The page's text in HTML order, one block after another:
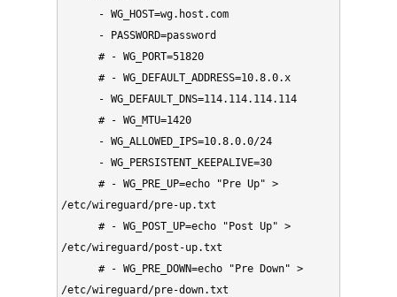
      # - WG_PORT=51820
      # - WG_DEFAULT_ADDRESS=10.8.0.x
      # - WG_MTU=1420
      # - WG_PRE_UP=echo "Pre Up" >
/etc/wireguard/pre-up.txt
      # - WG_POST_UP=echo "Post Up" >
/etc/wireguard/post-up.txt
      # - WG_PRE_DOWN=echo "Pre Down" >
/etc/wireguard/pre-down.txt